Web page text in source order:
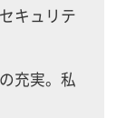
キュリテ
充実。私